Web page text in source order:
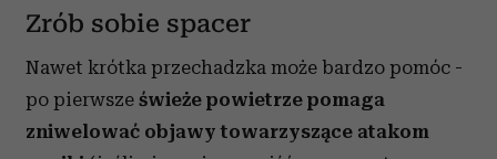
Zrób sobie spacer
Nawet krótka przechadzka może bardzo pomóc -
po pierwsze świeże powietrze pomaga
zniwelować objawy towarzyszące atakom